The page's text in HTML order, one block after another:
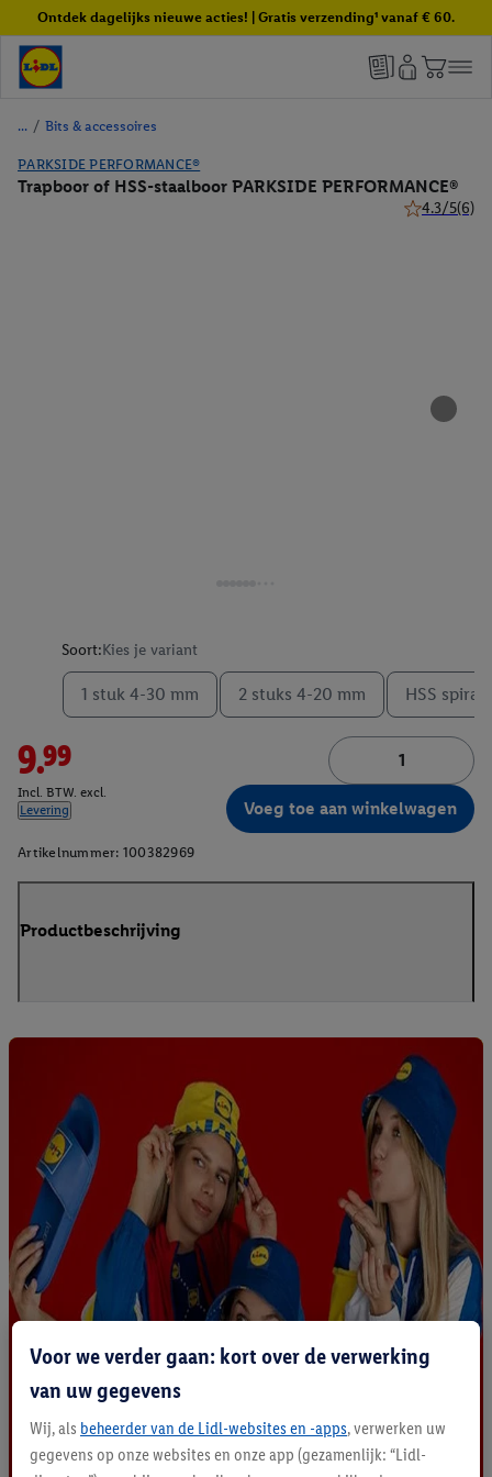
Ontdek dagelijks nieuwe acties! | Gratis verzending¹ vanaf € 60.
/ Bits & accessoires
PARKSIDE PERFORMANCE®
Trapboor of HSS-staalboor PARKSIDE PERFORMANCE®
4.3/5(6)
Soort:Kies je variant
1 stuk 4-30 mm 2 stuks 4-20 mm HSS
9.99
Incl. BTW. excl.
Levering
Voeg toe aan winkelwagen
Artikelnummer: 100382969
Productbeschrijving
Voor we verder gaan: kort over de verwerking
van uw gegevens
Wij, als beheerder van de Lidl-websites en -apps, verwerken uw
gegevens op onze websites en onze app (gezamenlijk: “Lidl-